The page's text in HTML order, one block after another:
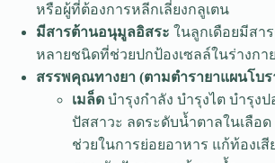
หรือผู้ที่ต้องการหลีกเลี่ยงกลูเตน
มีสารต้านอนุมูลอิสระ ในลูกเดือยมีสา
หลายชนิดที่ช่วยปกป้องเซลล์ในร่างกา
สรรพคุณทางยา (ตามตำรายาแผนโบ
เมล็ด บำรุงกำลัง บำรุงไต บำรุง
ปัสสาวะ ลดระดับน้ำตาลในเลือ
ช่วยในการย่อยอาหาร แก้ท้องเ